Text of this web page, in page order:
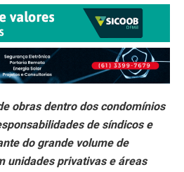
obras dentro dos condomínios
de síndicos e
do grande volume de
unidades privativas e áreas